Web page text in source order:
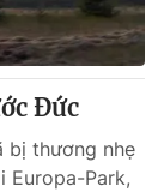
Đức
bị thương nhẹ
Europa-Park,